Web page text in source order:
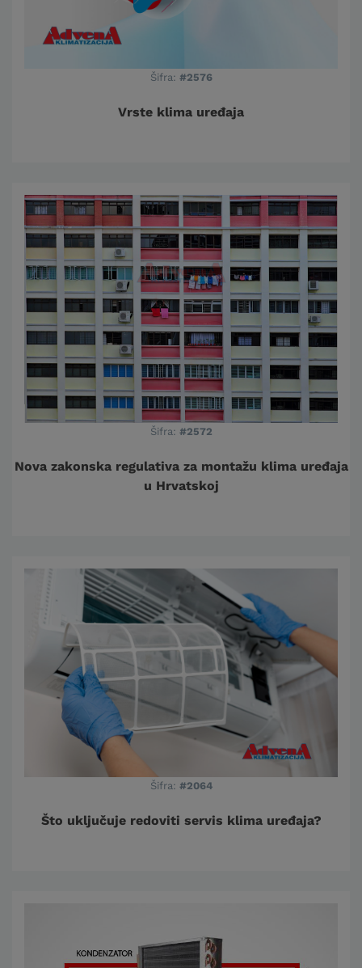
Šifra: #2576
Vrste klima uređaja
Šifra: #2572
Nova zakonska regulativa za montažu klima uređaja
u Hrvatskoj
Šifra: #2064
Što uključuje redoviti servis klima uređaja?